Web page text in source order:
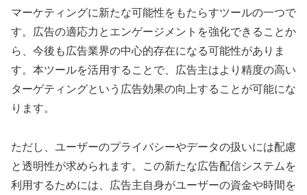
マーケティングに新たな可能性をもたらすツールの一つで
す。広告の適応力とエンゲージメントを強化できることか
ら、今後も広告業界の中心的存在になる可能性がありま
す。本ツールを活用することで、広告主はより精度の高い
ターゲティングという広告効果の向上することが可能にな
ります。
ただし、ユーザーのプライバシーやデータの扱いには配慮
と透明性が求められます。この新たな広告配信システムを
利用するためには、広告主自身がユーザーの資金や時間を